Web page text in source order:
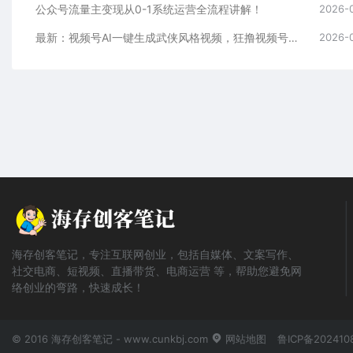
公众号流量主变现从0-1系统运营全流程讲解！ 2026-
最新：视频号AI一键生成武侠风格视频，狂撸视频号分成收益，学完轻松日入1000+ 2026-
海存创客笔记，专注互联网创业，包括自媒体、文案写作、
社交电商、短视频、直播带货、电商运营 等，帮助您避免网
络创业的弯路，快速成长！
© 2016 海存创客笔记 - www.cunkbj.com 网站地图 鲁ICP备